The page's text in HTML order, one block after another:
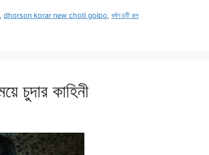
,dhorson korar new choti golpo, ধর্ষণ চটি গল্প
চুদার কাহিনী